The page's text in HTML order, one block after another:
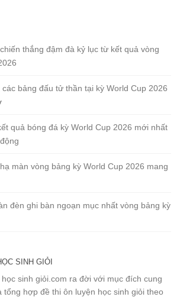
thắng đậm đà kỷ lục từ kết quả vòng
bảng đấu tử thần tại kỳ World Cup 2026
quả bóng đá kỳ World Cup 2026 mới nhất
màn vòng bảng kỳ World Cup 2026 mang
đèn ghi bàn ngoạn mục nhất vòng bảng kỳ
SINH GIỎI
sinh giỏi.com ra đời với mục đích cung
tổng hợp đề thi ôn luyện học sinh giỏi theo